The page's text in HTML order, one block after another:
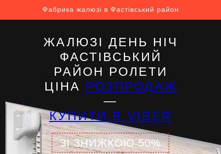
Фабрика жалюзі в Фастівський район
ЖАЛЮЗІ ДЕНЬ НІЧ
ФАСТІВСЬКИЙ
РАЙОН РОЛЕТИ
ЦІНА РОЗПРОДАЖ
—
КУПИТИ В VIBER
ЗІ ЗНИЖКОЮ 50%